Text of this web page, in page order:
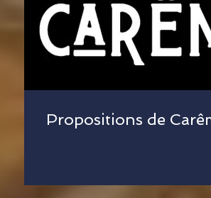
Propositions de